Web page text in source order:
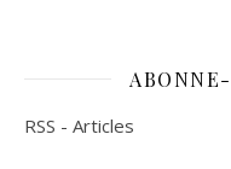
RSS - Articles